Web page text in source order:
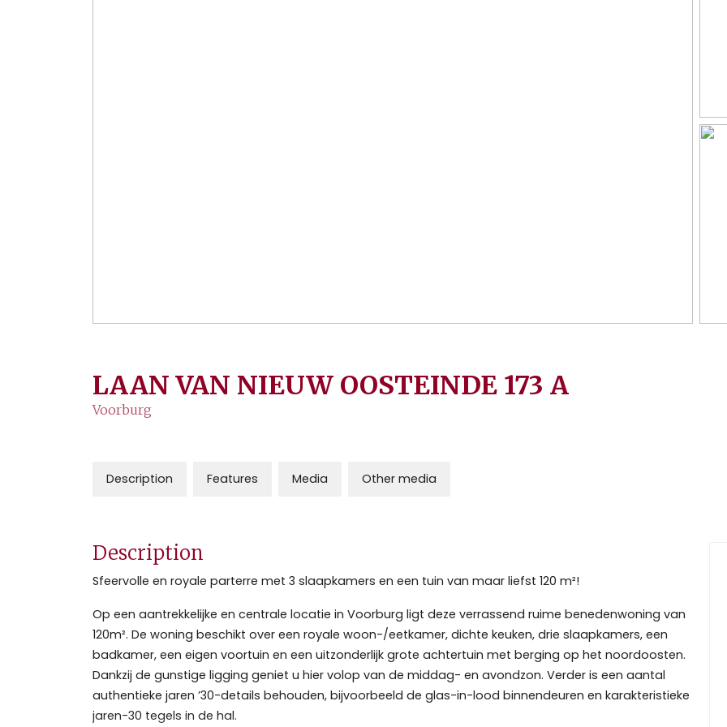
LAAN VAN NIEUW OOSTEINDE 173 A
Voorburg
Description Features Media Other media
Description
Sfeervolle en royale parterre met 3 slaapkamers en een tuin van maar liefst 120 m²!
Op een aantrekkelijke en centrale locatie in Voorburg ligt deze verrassend ruime benedenwoning van
120m². De woning beschikt over een royale woon-/eetkamer, dichte keuken, drie slaapkamers, een
badkamer, een eigen voortuin en een uitzonderlijk grote achtertuin met berging op het noordoosten.
Dankzij de gunstige ligging geniet u hier volop van de middag- en avondzon. Verder is een aantal
authentieke jaren ’30-details behouden, bijvoorbeeld de glas-in-lood binnendeuren en karakteristieke
jaren-30 tegels in de hal.